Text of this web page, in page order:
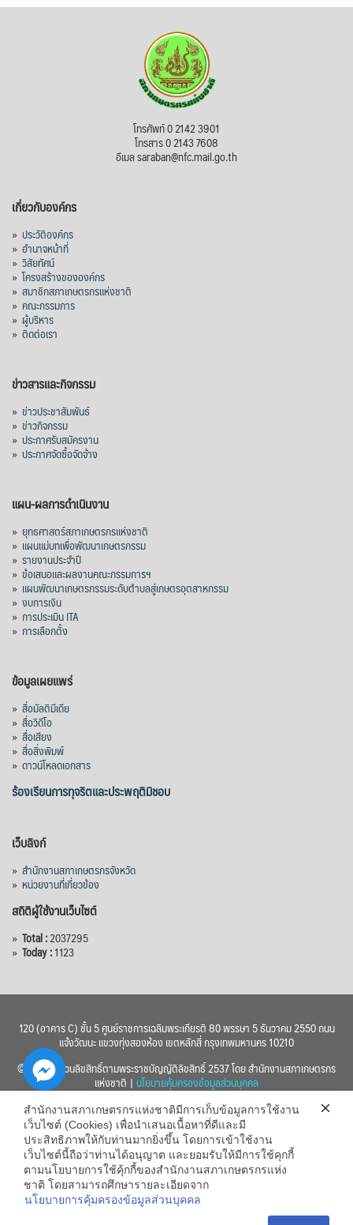
โทรศัพท์ 0 2142 3901
โทรสาร 0 2143 7608
อีเมล saraban@nfc.mail.go.th
เกี่ยวกับองค์กร
» ประวัติองค์กร
» อำนาจหน้าที่
» วิสัยทัศน์
» โครงสร้างขององค์กร
» สมาชิกสภาเกษตรกรแห่งชาติ
» คณะกรรมการ
» ผู้บริหาร
» ติดต่อเรา
ข่าวสารและกิจกรรม
» ข่าวประชาสัมพันธ์
» ข่าวกิจกรรม
» ประกาศรับสมัครงาน
» ประกาศจัดซื้อจัดจ้าง
แผน-ผลการดำเนินงาน
» ยุทธศาสตร์สภาเกษตรกรแห่งชาติ
» แผนแม่บทเพื่อพัฒนาเกษตรกรรม
» รายงานประจำปี
» ข้อเสนอและผลงานคณะกรรมการฯ
» แผนพัฒนาเกษตรกรรมระดับตำบลสู่เกษตรอุตสาหกรรม
» งบการเงิน
» การประเมิน ITA
» การเลือกตั้ง
ข้อมูลเผยแพร่
» สื่อมัลติมีเดีย
» สื่อวิดีโอ
» สื่อเสียง
» สื่อสิ่งพิมพ์
» ดาวน์โหลดเอกสาร
ร้องเรียนการทุจริตและประพฤติมิชอบ
เว็บลิงก์
» สำนักงานสภาเกษตรกรจังหวัด
» หน่วยงานที่เกี่ยวข้อง
สถิติผู้ใช้งานเว็บไซต์
» Total :2037295
» Today :1123
120 (อาคาร C) ชั้น 5 ศูนย์ราชการเฉลิมพระเกียรติ 80 พรรษา 5 ธันวาคม 2550 ถนน
แจ้งวัฒนะ แขวงทุ่งสองห้อง เขตหลักสี่ กรุงเทพมหานคร 10210
© 2560 สงวนลิขสิทธิ์ตามพระราชบัญญัติลิขสิทธิ์ 2537 โดย สำนักงานสภาเกษตรกร
แห่งชาติ | นโยบายคุ้มครองข้อมูลส่วนบุคคล
สำนักงานสภาเกษตรกรแห่งชาติมีการเก็บข้อมูลการใช้งาน
เว็บไซต์ (Cookies) เพื่อนำเสนอเนื้อหาที่ดีและมี
ประสิทธิภาพให้กับท่านมากยิ่งขึ้น โดยการเข้าใช้งาน
เว็บไซต์นี้ถือว่าท่านได้อนุญาต และยอมรับให้มีการใช้คุกกี้
ตามนโยบายการใช้คุ้กกี้ของสำนักงานสภาเกษตรกรแห่ง
ชาติ โดยสามารถศึกษารายละเอียดจาก
นโยบายการคุ้มครองข้อมูลส่วนบุคคล
Hide
chaty